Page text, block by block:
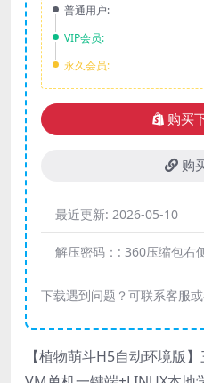
普通用户:
VIP会员:
永久会员:
购买
购
最近更新: 2026-05-10
解压密码：: 360压缩包右
下载遇到问题？可联系客服
【植物萌斗H5自动环境版